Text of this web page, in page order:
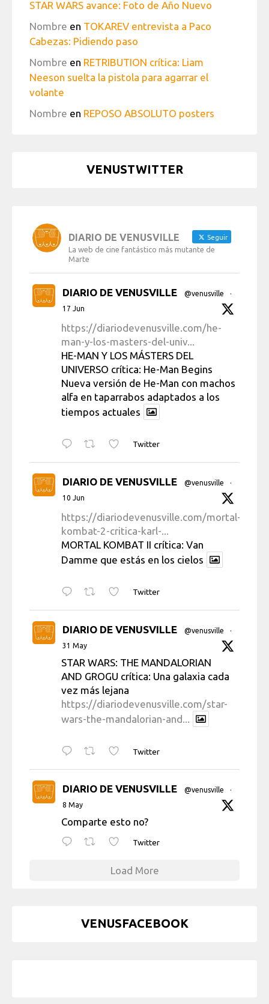
STAR WARS avance: Foto de Año Nuevo
Nombre en TOKAREV entrevista a Paco
Cabezas: Pidiendo paso
Nombre en RETRIBUTION crítica: Liam
Neeson suelta la pistola para agarrar el
volante
Nombre en REPOSO ABSOLUTO posters
VENUSTWITTER
DIARIO DE VENUSVILLE Seguir
La web de cine fantástico más mutante de
Marte
DIARIO DE VENUSVILLE @venusville
·
17 Jun
https://diariodevenusville.com/he-
man-y-los-masters-del-univ...
HE-MAN Y LOS MÁSTERS DEL
UNIVERSO crítica: He-Man Begins
Nueva versión de He-Man con machos
alfa en taparrabos adaptados a los
tiempos actuales
Twitter
DIARIO DE VENUSVILLE @venusville
·
10 Jun
https://diariodevenusville.com/mortal-
kombat-2-critica-karl-...
MORTAL KOMBAT II crítica: Van
Damme que estás en los cielos
Twitter
DIARIO DE VENUSVILLE @venusville
·
31 May
STAR WARS: THE MANDALORIAN
AND GROGU crítica: Una galaxia cada
vez más lejana
https://diariodevenusville.com/star-
wars-the-mandalorian-and...
Twitter
DIARIO DE VENUSVILLE @venusville
·
8 May
Comparte esto no?
Twitter
Load More
VENUSFACEBOOK